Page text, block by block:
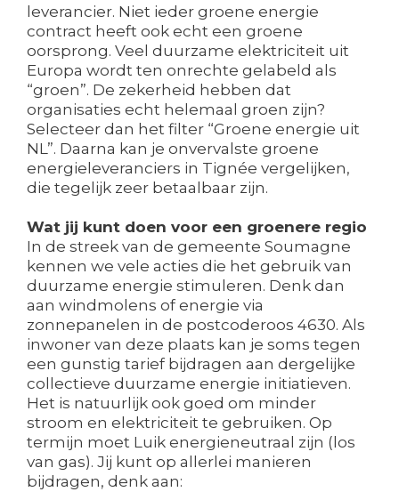
leverancier. Niet ieder groene energie
contract heeft ook echt een groene
oorsprong. Veel duurzame elektriciteit uit
Europa wordt ten onrechte gelabeld als
“groen”. De zekerheid hebben dat
organisaties echt helemaal groen zijn?
Selecteer dan het filter “Groene energie uit
NL”. Daarna kan je onvervalste groene
energieleveranciers in Tignée vergelijken,
die tegelijk zeer betaalbaar zijn.
Wat jij kunt doen voor een groenere regio
In de streek van de gemeente Soumagne
kennen we vele acties die het gebruik van
duurzame energie stimuleren. Denk dan
aan windmolens of energie via
zonnepanelen in de postcoderoos 4630. Als
inwoner van deze plaats kan je soms tegen
een gunstig tarief bijdragen aan dergelijke
collectieve duurzame energie initiatieven.
Het is natuurlijk ook goed om minder
stroom en elektriciteit te gebruiken. Op
termijn moet Luik energieneutraal zijn (los
van gas). Jij kunt op allerlei manieren
bijdragen, denk aan: